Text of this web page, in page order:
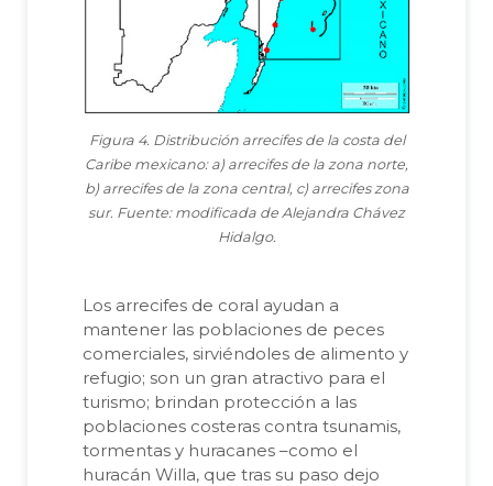
Figura 4. Distribución arrecifes de la costa del
Caribe mexicano: a) arrecifes de la zona norte,
b) arrecifes de la zona central, c) arrecifes zona
sur. Fuente: modificada de Alejandra Chávez
Hidalgo.
Los arrecifes de coral ayudan a
mantener las poblaciones de peces
comerciales, sirviéndoles de alimento y
refugio; son un gran atractivo para el
turismo; brindan protección a las
poblaciones costeras contra tsunamis,
tormentas y huracanes –como el
huracán Willa, que tras su paso dejo